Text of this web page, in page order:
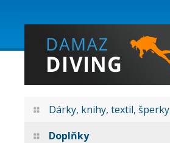
Dárky, knihy, textil, šperky
Doplňky